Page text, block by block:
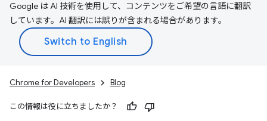
Google は AI 技術を使用して、コンテンツをご希望の言語に翻訳
しています。AI 翻訳には誤りが含まれる場合があります。
Chrome for Developers Blog
この情報は役に立ちましたか？